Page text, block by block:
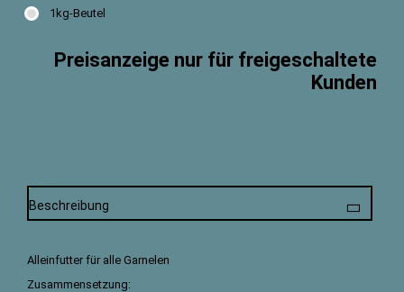
1kg-Beutel
Preisanzeige nur für freigeschaltete
Kunden
Beschreibung
Alleinfutter für alle Garnelen
Zusammensetzung: